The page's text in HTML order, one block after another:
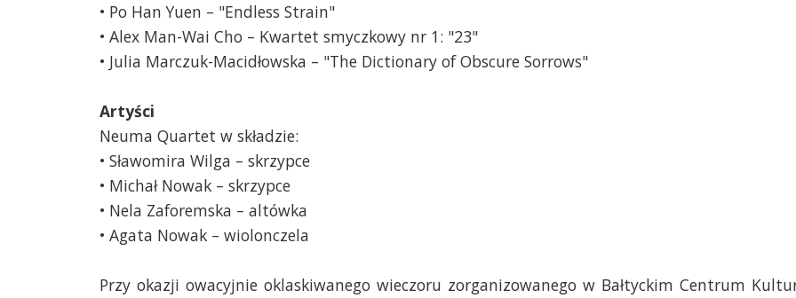
• Po Han Yuen – "Endless Strain"
• Alex Man-Wai Cho – Kwartet smyczkowy nr 1: "23"
• Julia Marczuk-Macidłowska – "The Dictionary of Obscure Sorrows"
Artyści
Neuma Quartet w składzie:
• Sławomira Wilga – skrzypce
• Michał Nowak – skrzypce
• Nela Zaforemska – altówka
• Agata Nowak – wiolonczela
Przy okazji owacyjnie oklaskiwanego wieczoru zorganizowanego w Bałtyckim Centrum